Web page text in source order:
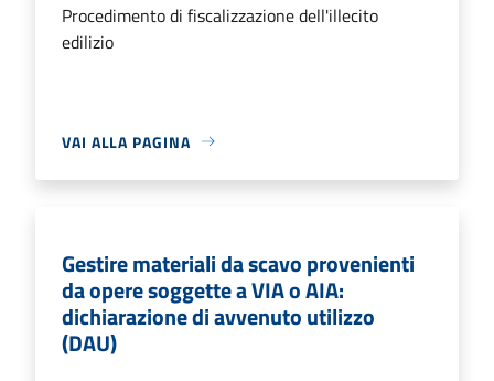
Procedimento di fiscalizzazione dell'illecito
edilizio
VAI ALLA PAGINA
Gestire materiali da scavo provenienti
da opere soggette a VIA o AIA:
dichiarazione di avvenuto utilizzo
(DAU)